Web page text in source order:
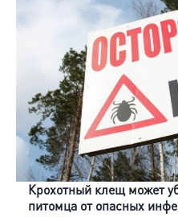
Крохотный клещ может
питомца от опасных